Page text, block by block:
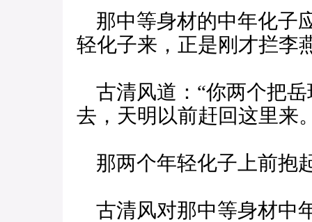
那中等身材的中年化子
轻化子来，正是刚才拦李
古清风道：“你两个把
去，天明以前赶回这里来
那两个年轻化子上前抱
古清风对那中等身材中